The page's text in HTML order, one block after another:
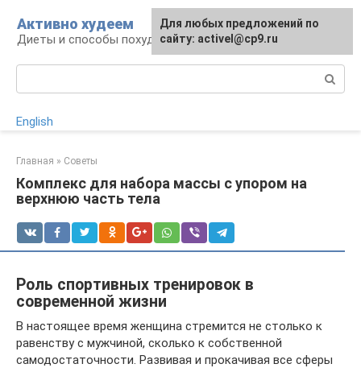
контенту
Активно худеем
Диеты и способы похудения
English
Главная » Советы
Комплекс для набора массы с упором на
верхнюю часть тела
Роль спортивных тренировок в
современной жизни
В настоящее время женщина стремится не столько к
равенству с мужчиной, сколько к собственной
самодостаточности. Развивая и прокачивая все сферы
Для любых предложений по
сайту: activel@cp9.ru